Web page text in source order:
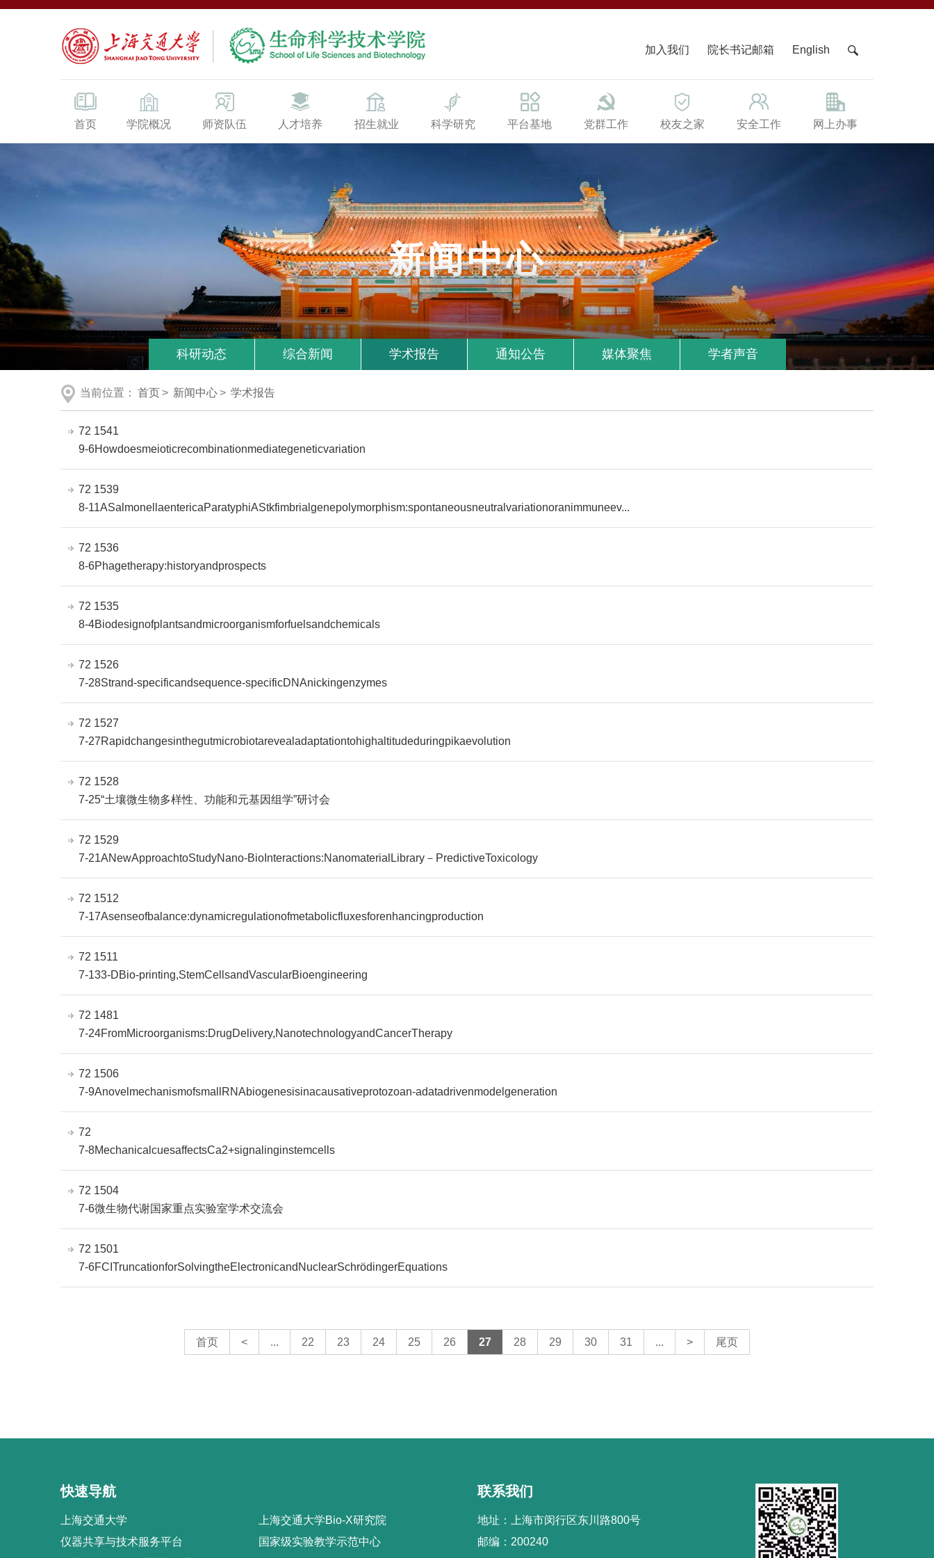
加入我们 院长书记邮箱 English
首页 学院概况 师资队伍 人才培养 招生就业 科学研究 平台基地 党群工作 校友之家 安全工作 网上办事
新闻中心
科研动态 综合新闻 学术报告 通知公告 媒体聚焦 学者声音
当前位置： 首页> 新闻中心> 学术报告
72 1541
9-6Howdoesmeioticrecombinationmediategeneticvariation
72 1539
8-11ASalmonellaentericaParatyphiAStkfimbrialgenepolymorphism:spontaneousneutralvariationoranimmuneev...
72 1536
8-6Phagetherapy:historyandprospects
72 1535
8-4Biodesignofplantsandmicroorganismforfuelsandchemicals
72 1526
7-28Strand-specificandsequence-specificDNAnickingenzymes
72 1527
7-27Rapidchangesinthegutmicrobiotarevealadaptationtohighaltitudeduringpikaevolution
72 1528
7-25“土壤微生物多样性、功能和元基因组学”研讨会
72 1529
7-21ANewApproachtoStudyNano-BioInteractions:NanomaterialLibrary－PredictiveToxicology
72 1512
7-17Asenseofbalance:dynamicregulationofmetabolicfluxesforenhancingproduction
72 1511
7-133-DBio-printing,StemCellsandVascularBioengineering
72 1481
7-24FromMicroorganisms:DrugDelivery,NanotechnologyandCancerTherapy
72 1506
7-9AnovelmechanismofsmallRNAbiogenesisinacausativeprotozoan-adatadrivenmodelgeneration
72
7-8MechanicalcuesaffectsCa2+signalinginstemcells
72 1504
7-6微生物代谢国家重点实验室学术交流会
72 1501
7-6FCITruncationforSolvingtheElectronicandNuclearSchrödingerEquations
首页 < ... 22 23 24 25 26 27 28 29 30 31 ... > 尾页
快速导航
上海交通大学
上海交通大学Bio-X研究院
仪器共享与技术服务平台
国家级实验教学示范中心
联系我们
地址：上海市闵行区东川路800号
邮编：200240